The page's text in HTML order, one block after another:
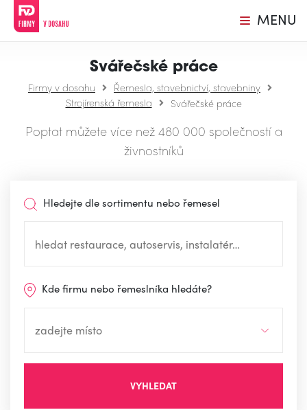
MENU
Svářečské práce
Firmy v dosahu
Řemesla, stavebnictví, stavebniny
Strojírenská řemesla
Svářečské práce
Poptat můžete více než 480 000 společností a
živnostníků
Hledejte dle sortimentu nebo řemesel
Kde firmu nebo řemeslníka hledáte?
VYHLEDAT